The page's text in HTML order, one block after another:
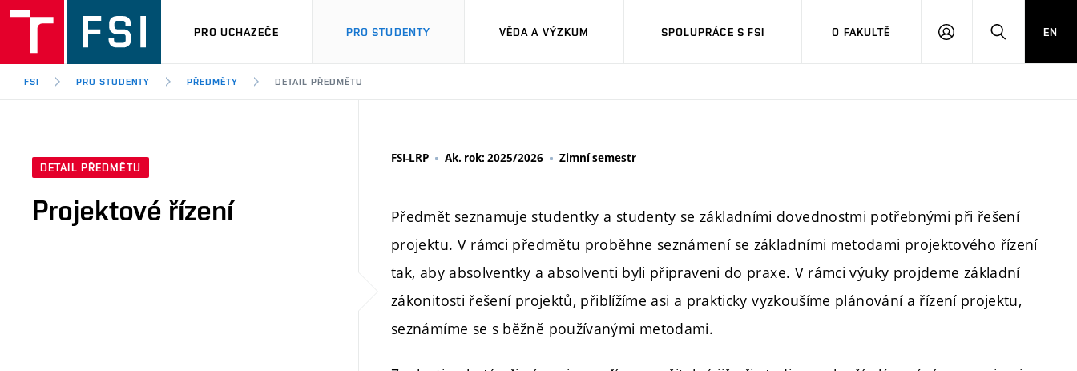
PRO UCHAZEČE PRO STUDENTY VĚDA A VÝZKUM SPOLUPRÁCE S FSI O FAKULTĚ
PŘIHLÁŠENÍHLEDAT
EN
FSI PRO STUDENTY PŘEDMĚTY DETAIL PŘEDMĚTU
DETAIL PŘEDMĚTU
Projektové řízení
FSI-LRP Ak. rok: 2025/2026 Zimní semestr
Předmět seznamuje studentky a studenty se základními dovednostmi potřebnými při řešení
projektu. V rámci předmětu proběhne seznámení se základními metodami projektového řízení
tak, aby absolventky a absolventi byli připraveni do praxe. V rámci výuky projdeme základní
zákonitosti řešení projektů, přiblížíme asi a prakticky vyzkoušíme plánování a řízení projektu,
seznámíme se s běžně používanými metodami.